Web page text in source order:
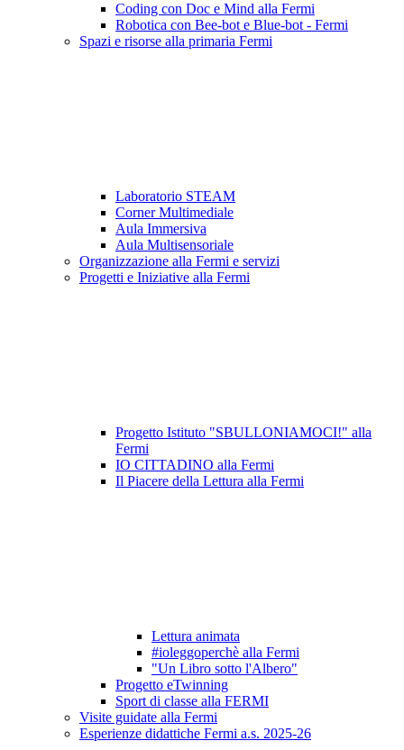
Coding con Doc e Mind alla Fermi
Robotica con Bee-bot e Blue-bot - Fermi
Spazi e risorse alla primaria Fermi
Laboratorio STEAM
Corner Multimediale
Aula Immersiva
Aula Multisensoriale
Organizzazione alla Fermi e servizi
Progetti e Iniziative alla Fermi
Progetto Istituto "SBULLONIAMOCI!" alla
Fermi
IO CITTADINO alla Fermi
Il Piacere della Lettura alla Fermi
Lettura animata
#ioleggoperchè alla Fermi
"Un Libro sotto l'Albero"
Progetto eTwinning
Sport di classe alla FERMI
Visite guidate alla Fermi
Esperienze didattiche Fermi a.s. 2025-26